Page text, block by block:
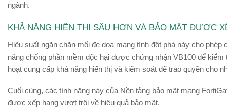
ngành.
KHẢ NĂNG HIỂN THỊ SÂU HƠN VÀ BẢO MẬT ĐƯỢC
Hiệu suất ngăn chặn mối đe dọa mang tính đột phá này cho
năng chống phần mềm độc hại được chứng nhận VB100 để
hoạt cung cấp khả năng hiển thị và kiểm soát để trao quyền cho
Cuối cùng, các tính năng này của Nền tảng bảo mật mạng
được xếp hạng vượt trội về hiệu quả bảo mật.